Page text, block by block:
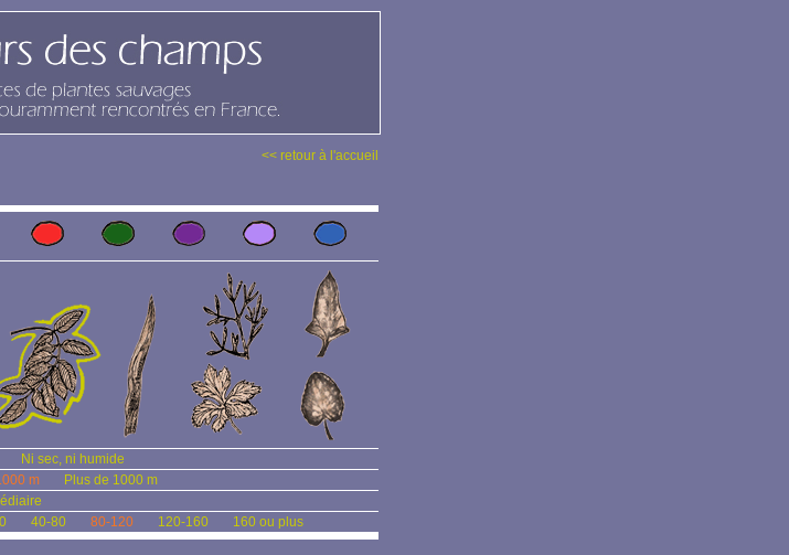
<< retour à l'accueil
Ni sec, ni humide
m
Plus de 1000 m
40-80 80-120 120-160 160 ou plus